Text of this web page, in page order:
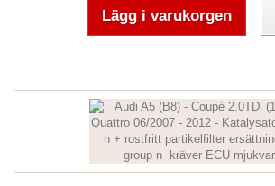
Lägg i varukorgen